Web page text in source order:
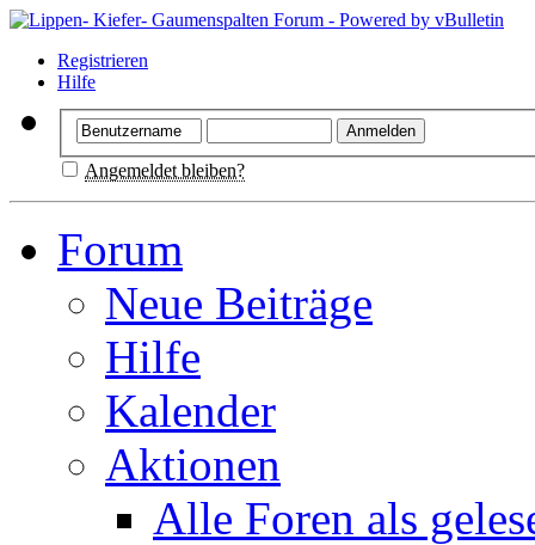
Registrieren
Hilfe
Angemeldet bleiben?
Forum
Neue Beiträge
Hilfe
Kalender
Aktionen
Alle Foren als